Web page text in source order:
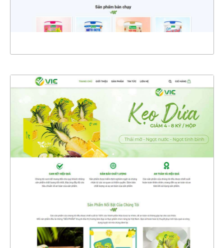
XEM THỰC TẾ
CHI TIẾT